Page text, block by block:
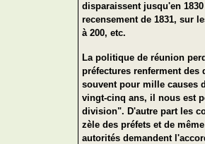
disparaissent jusqu'en
recensement de 1831, sur
à 200, etc.
La politique de réunion
préfectures renferment
souvent pour mille causes
vingt-cinq ans, il nous est
division". D'autre part les
zèle des préfets et de
autorités demandent